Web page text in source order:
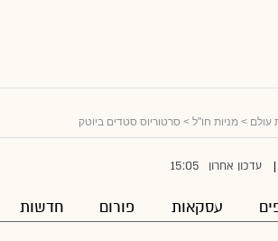
עולם > מניות חו"ל > סרטוריוס סטדים ביוטק
עדכון אחרון 15:05
עסקאות פורום חדשות